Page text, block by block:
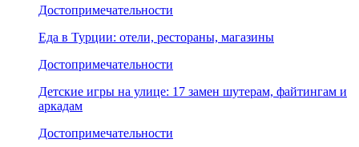
Достопримечательности
Еда в Турции: отели, рестораны, магазины
Достопримечательности
Детские игры на улице: 17 замен шутерам, файтингам и
аркадам
Достопримечательности